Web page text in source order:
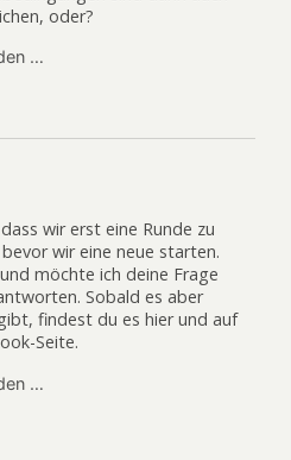
oder?
…
wir erst eine Runde zu
wir eine neue starten.
möchte ich deine Frage
Sobald es aber
findest du es hier und auf
Seite.
…